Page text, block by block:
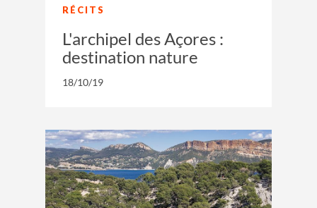
RÉCITS
L'archipel des Açores :
destination nature
18/10/19